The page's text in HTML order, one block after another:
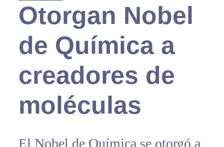
Otorgan Nobel
de Química a
creadores de
moléculas
El Nobel de Química se otorgó a